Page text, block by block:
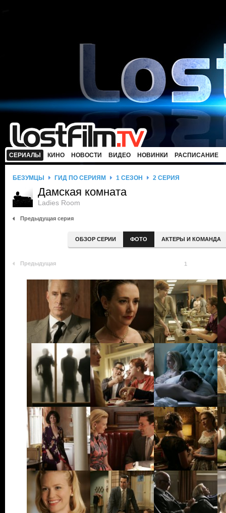
СЕРИАЛЫ КИНО НОВОСТИ ВИДЕО НОВИНКИ РАСПИСАНИЕ
БЕЗУМЦЫ ГИД ПО СЕРИЯМ 1 СЕЗОН 2 СЕРИЯ
Дамская комната
Ladies Room
Предыдущая серия
ОБЗОР СЕРИИ ФОТО АКТЕРЫ И КОМАНДА
Предыдущая 1